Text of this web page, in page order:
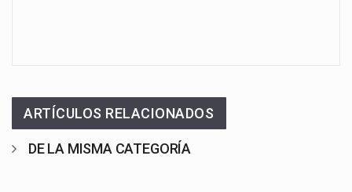
ARTÍCULOS RELACIONADOS
DE LA MISMA CATEGORÍA